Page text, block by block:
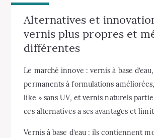
Alternatives et
vernis plus propres et
différentes
Le marché innove : vernis à base
permanents à formulations
like » sans UV, et vernis naturels
ces alternatives a ses avantages et
Vernis à base d’eau : ils contiennent